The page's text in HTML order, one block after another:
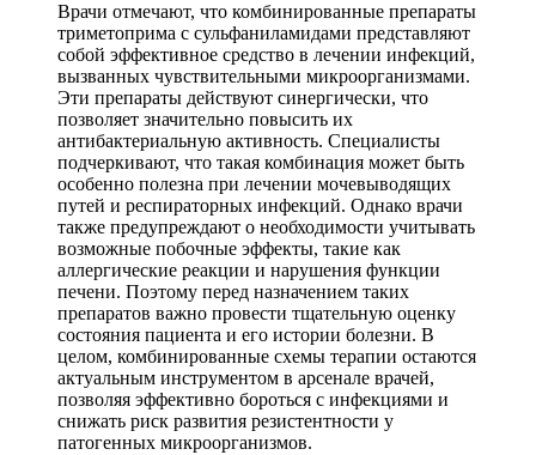
Врачи отмечают, что комбинированные препараты
триметоприма с сульфаниламидами представляют
собой эффективное средство в лечении инфекций,
вызванных чувствительными микроорганизмами.
Эти препараты действуют синергически, что
позволяет значительно повысить их
антибактериальную активность. Специалисты
подчеркивают, что такая комбинация может быть
особенно полезна при лечении мочевыводящих
путей и респираторных инфекций. Однако врачи
также предупреждают о необходимости учитывать
возможные побочные эффекты, такие как
аллергические реакции и нарушения функции
печени. Поэтому перед назначением таких
препаратов важно провести тщательную оценку
состояния пациента и его истории болезни. В
целом, комбинированные схемы терапии остаются
актуальным инструментом в арсенале врачей,
позволяя эффективно бороться с инфекциями и
снижать риск развития резистентности у
патогенных микроорганизмов.